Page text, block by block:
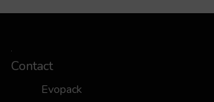
Contact
Evopack